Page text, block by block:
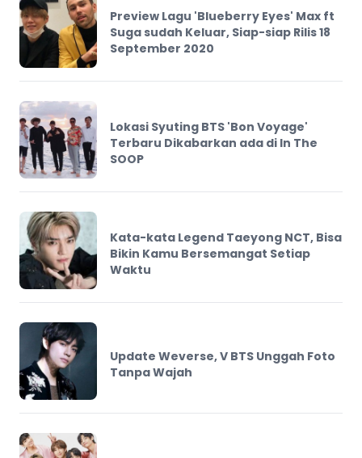
Preview Lagu 'Blueberry Eyes' Max ft
Suga sudah Keluar, Siap-siap Rilis 18
September 2020
Lokasi Syuting BTS 'Bon Voyage'
Terbaru Dikabarkan ada di In The
SOOP
Kata-kata Legend Taeyong NCT, Bisa
Bikin Kamu Bersemangat Setiap
Waktu
Update Weverse, V BTS Unggah Foto
Tanpa Wajah